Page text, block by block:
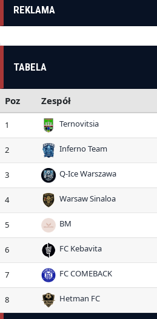
REKLAMA
TABELA
Poz Zespół
1 Ternovitsia
2 Inferno Team
3 Q-Ice Warszawa
4 Warsaw Sinaloa
5 BM
6 FC Kebavita
7 FC COMEBACK
8 Hetman FC